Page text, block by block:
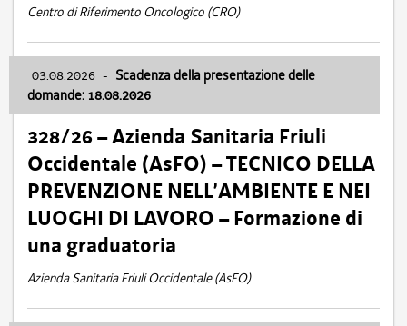
Centro di Riferimento Oncologico (CRO)
03.08.2026 - Scadenza della presentazione delle
domande: 18.08.2026
328/26 – Azienda Sanitaria Friuli
Occidentale (AsFO) – TECNICO DELLA
PREVENZIONE NELL’AMBIENTE E NEI
LUOGHI DI LAVORO – Formazione di
una graduatoria
Azienda Sanitaria Friuli Occidentale (AsFO)